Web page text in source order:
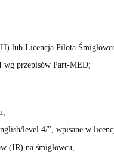
lub Licencja Pilota
wg przepisów Part-MED;
level 4/", wpisane w
(IR) na śmigłowcu,